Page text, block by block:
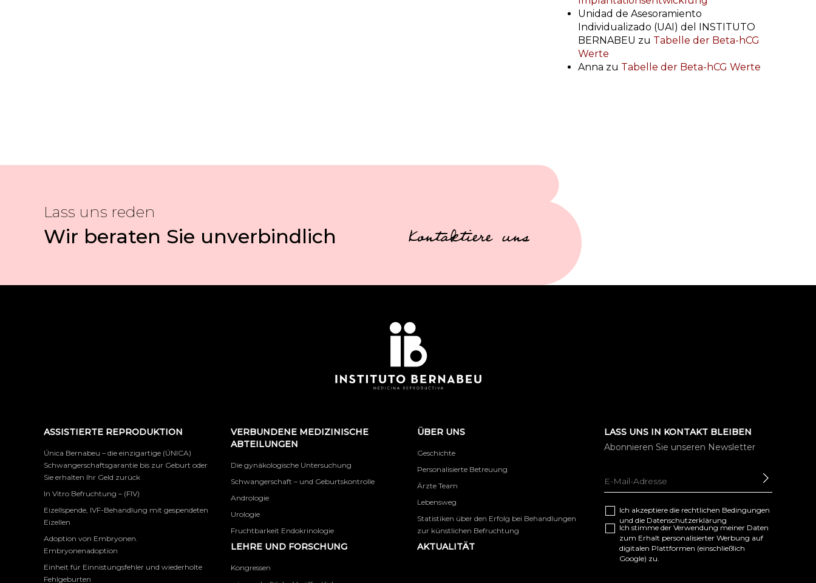
Unidad de Asesoramiento
Individualizado (UAI) del INSTITUTO
BERNABEU zu Tabelle der Beta-hCG
Werte
Anna zu Tabelle der Beta-hCG Werte
Lass uns reden
Wir beraten Sie unverbindlich Kontaktiere uns
ASSISTIERTE REPRODUKTION
Única Bernabeu – die einzigartige (ÚNICA)
Schwangerschaftsgarantie bis zur Geburt oder
Sie erhalten Ihr Geld zurück
In Vitro Befruchtung – (FIV)
Eizellspende, IVF-Behandlung mit gespendeten
Eizellen
Adoption von Embryonen.
Embryonenadoption
Einheit für Einnistungsfehler und wiederholte
Fehlgeburten
VERBUNDENE MEDIZINISCHE
ABTEILUNGEN
Die gynäkologische Untersuchung
Schwangerschaft – und Geburtskontrolle
Andrologie
Urologie
Fruchtbarkeit Endokrinologie
LEHRE UND FORSCHUNG
Kongressen
ÜBER UNS
Geschichte
Personalisierte Betreuung
Ärzte Team
Lebensweg
Statistiken über den Erfolg bei Behandlungen
zur künstlichen Befruchtung
AKTUALITÄT
LASS UNS IN KONTAKT BLEIBEN
Abonnieren Sie unseren Newsletter
Ich akzeptiere die rechtlichen Bedingungen
und die Datenschutzerklärung
Ich stimme der Verwendung meiner Daten
zum Erhalt personalisierter Werbung auf
digitalen Plattformen (einschließlich
Google) zu.